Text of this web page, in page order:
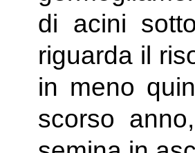
di acini
riguarda il
in meno
scorso